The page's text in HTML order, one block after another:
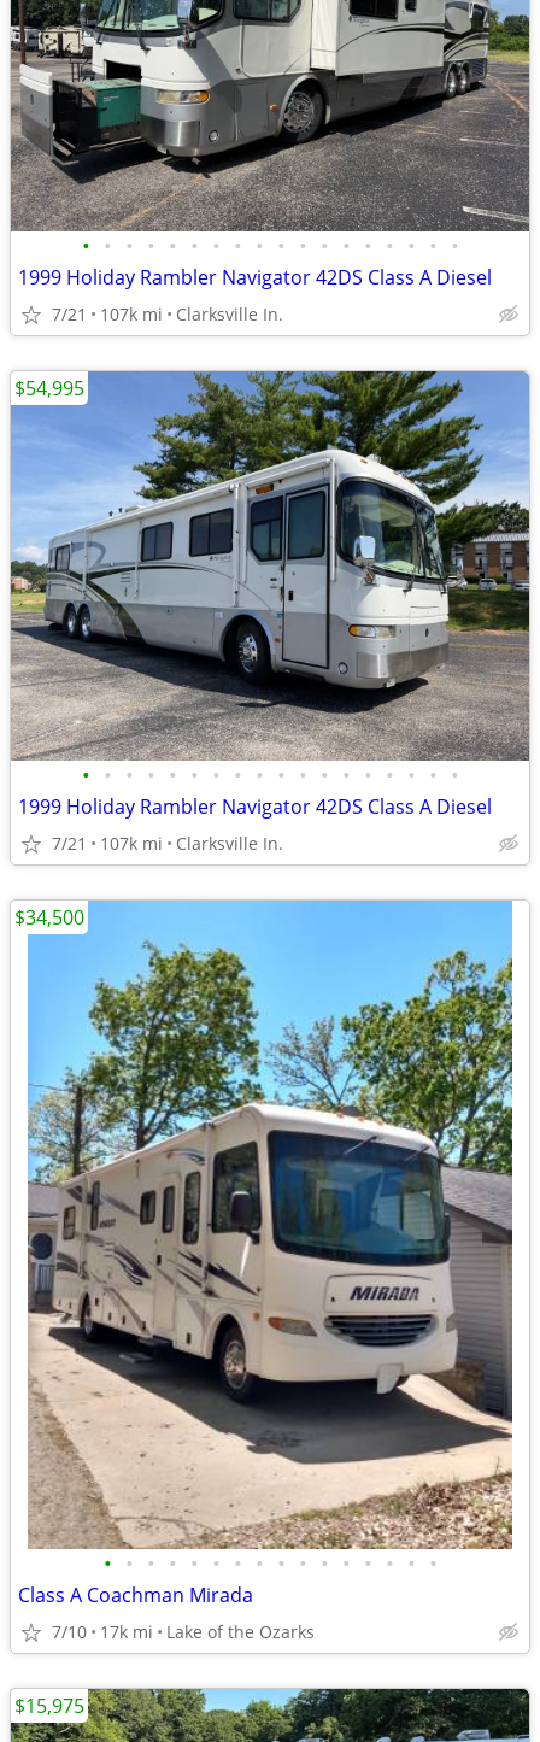
• • • • • • • • • • • • • • • • • •
1999 Holiday Rambler Navigator 42DS Class A Diesel
7/21 107k mi Clarksville In.
• • • • • • • • • • • • • • • • • •
1999 Holiday Rambler Navigator 42DS Class A Diesel
7/21 107k mi Clarksville In.
$54,995
• • • • • • • • • • • • • • • •
Class A Coachman Mirada
7/10 17k mi Lake of the Ozarks
$34,500
$15,975